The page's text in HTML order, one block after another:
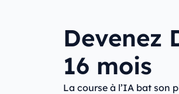
Devenez
16 mois
La course à l’IA bat son